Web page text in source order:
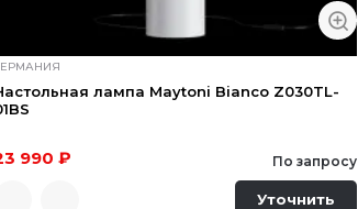
лампа Maytoni Bianco Z030TL-
990 ₽ По запросу
Уточнить